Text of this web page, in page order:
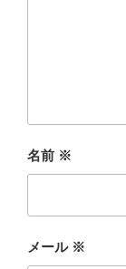
名前 ※
メール ※